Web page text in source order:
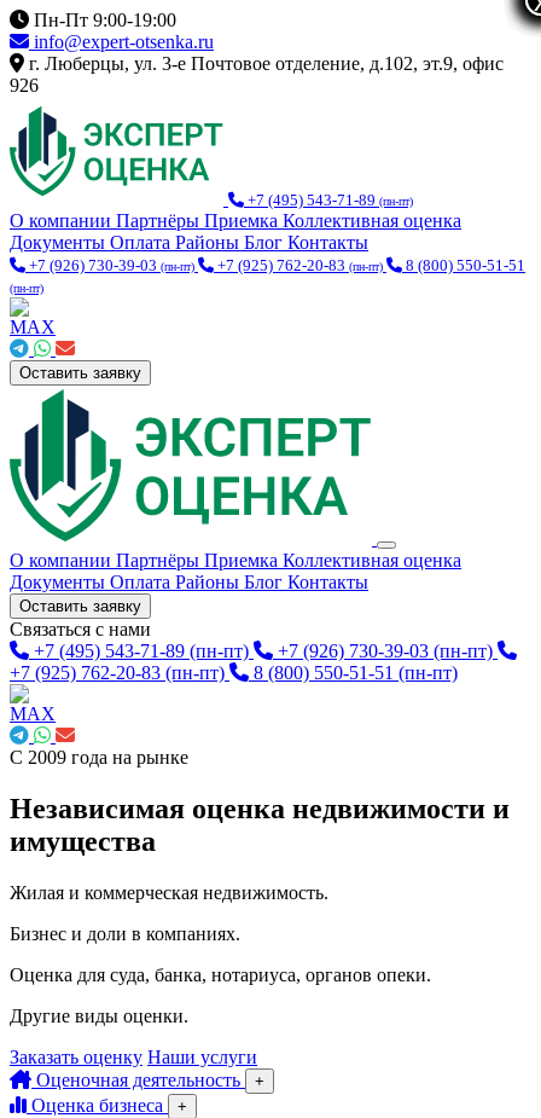
Пн-Пт 9:00-19:00
info@expert-otsenka.ru
г. Люберцы, ул. 3-е Почтовое отделение, д.102, эт.9, офис
926
+7 (495) 543-71-89 (пн-пт)
О компании Партнёры Приемка Коллективная оценка
Документы Оплата Районы Блог Контакты
+7 (926) 730-39-03 (пн-пт) +7 (925) 762-20-83 (пн-пт) 8 (800) 550-51-51
(пн-пт)
Оставить заявку
О компании Партнёры Приемка Коллективная оценка
Документы Оплата Районы Блог Контакты
Оставить заявку
Связаться с нами
+7 (495) 543-71-89 (пн-пт) +7 (926) 730-39-03 (пн-пт)
+7 (925) 762-20-83 (пн-пт) 8 (800) 550-51-51 (пн-пт)
С 2009 года на рынке
Независимая оценка недвижимости и
имущества
Жилая и коммерческая недвижимость.
Бизнес и доли в компаниях.
Оценка для суда, банка, нотариуса, органов опеки.
Другие виды оценки.
Заказать оценку Наши услуги
Оценочная деятельность
+
Оценка бизнеса +